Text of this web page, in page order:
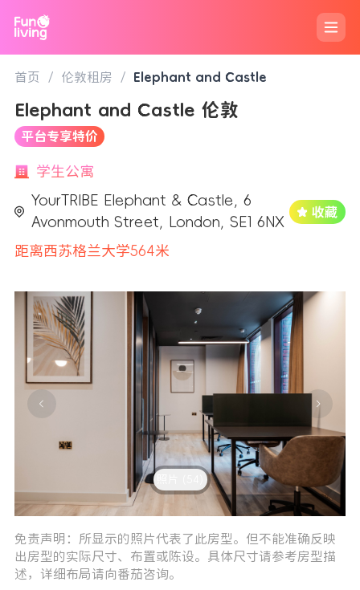
首页 / 伦敦租房 / Elephant and Castle
Elephant and Castle 伦敦
平台专享特价
学生公寓
YourTRIBE Elephant & Castle, 6
Avonmouth Street, London, SE1 6NX
距离西苏格兰大学564米
免责声明：所显示的照片代表了此房型。但不能准确反映
出房型的实际尺寸、布置或陈设。具体尺寸请参考房型描
述，详细布局请向番茄咨询。